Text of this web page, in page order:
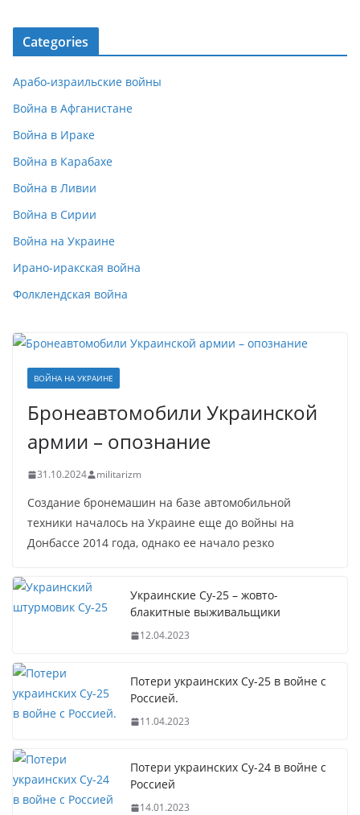
Categories
Арабо-израильские войны
Война в Афганистане
Война в Ираке
Война в Карабахе
Война в Ливии
Война в Сирии
Война на Украине
Ирано-иракская война
Фолклендская война
ВОЙНА НА УКРАИНЕ
Бронеавтомобили Украинской
армии – опознание
31.10.2024 militarizm
Создание бронемашин на базе автомобильной
техники началось на Украине еще до войны на
Донбассе 2014 года, однако ее начало резко
Украинские Су-25 – жовто-
блакитные выживальщики
12.04.2023
Потери украинских Су-25 в войне с
Россией.
11.04.2023
Потери украинских Су-24 в войне с
Россией
14.01.2023